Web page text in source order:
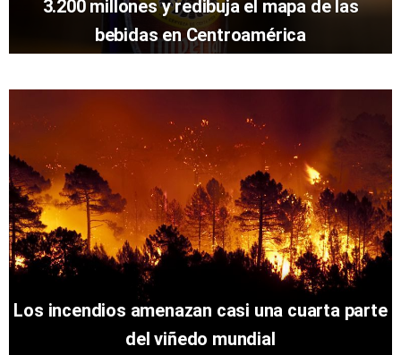
3.200 millones y redibuja el mapa de las
bebidas en Centroamérica
Los incendios amenazan casi una cuarta parte
del viñedo mundial